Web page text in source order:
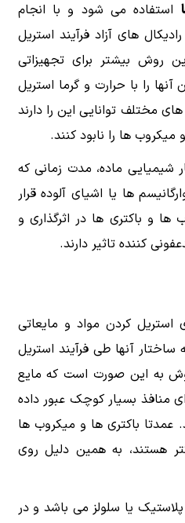
استفاده می شود و با انجام
های آزاد فرآیند استریل
روش بیشتر برای تجهیزاتی
را با حرارت و گرما استریل
مختلف توانایی این را دارند
ها را نابود کنند.
شیمیایی ماده، مدت زمانی که
ها یا اشیای آلوده قرار
ها و باکتری ها در اثرگذاری و
کننده تاثیر دارند.
استریل کردن مواد و مایعاتی
ساختار آنها طی فرآیند استریل
به این صورت است که مایع
منافذ بسیار کوچک عبور داده
باکتری ها و میکروب ها
هستند، به همین دلیل روی
یا سلولز می باشد و در